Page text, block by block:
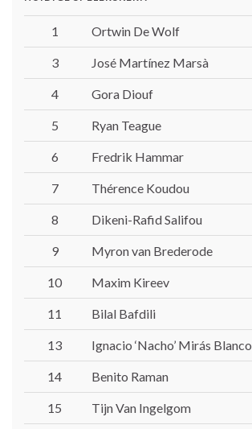
1 Ortwin De Wolf
3 José Martínez Marsà
4 Gora Diouf
5 Ryan Teague
6 Fredrik Hammar
7 Thérence Koudou
8 Dikeni-Rafid Salifou
9 Myron van Brederode
10 Maxim Kireev
11 Bilal Bafdili
13 Ignacio ‘Nacho’ Mirás Blanco
14 Benito Raman
15 Tijn Van Ingelgom